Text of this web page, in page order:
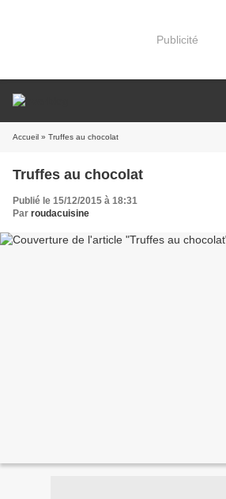
Publicité
Accueil » Truffes au chocolat
Truffes au chocolat
Publié le 15/12/2015 à 18:31
Par roudacuisine